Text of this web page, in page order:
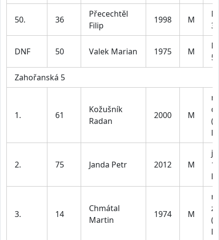
50. 36
Přecechtěl
Filip
1998 M
DNF 50 Valek Marian 1975 M
Zahořanská 5
1. 61
Kožušník
Radan
2000 M
2. 75 Janda Petr 2012 M
3. 14
Chmátal
Martin
1974 M